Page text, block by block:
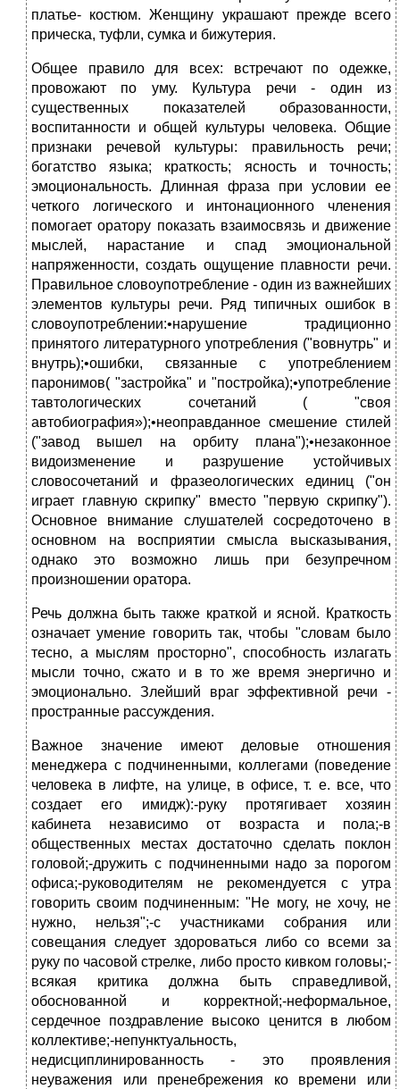
платье- костюм. Женщину украшают прежде всего
прическа, туфли, сумка и бижутерия.
Общее правило для всех: встречают по одежке,
провожают по уму. Культура речи - один из
существенных показателей образованности,
воспитанности и общей культуры человека. Общие
признаки речевой культуры: правильность речи;
богатство языка; краткость; ясность и точность;
эмоциональность. Длинная фраза при условии ее
четкого логического и интонационного членения
помогает оратору показать взаимосвязь и движение
мыслей, нарастание и спад эмоциональной
напряженности, создать ощущение плавности речи.
Правильное словоупотребление - один из важнейших
элементов культуры речи. Ряд типичных ошибок в
словоупотреблении:•нарушение традиционно
принятого литературного употребления ("вовнутрь" и
внутрь);•ошибки, связанные с употреблением
паронимов( "застройка" и "постройка);•употребление
тавтологических сочетаний ( "своя
автобиография»);•неоправданное смешение стилей
("завод вышел на орбиту плана");•незаконное
видоизменение и разрушение устойчивых
словосочетаний и фразеологических единиц ("он
играет главную скрипку" вместо "первую скрипку").
Основное внимание слушателей сосредоточено в
основном на восприятии смысла высказывания,
однако это возможно лишь при безупречном
произношении оратора.
Речь должна быть также краткой и ясной. Краткость
означает умение говорить так, чтобы "словам было
тесно, а мыслям просторно", способность излагать
мысли точно, сжато и в то же время энергично и
эмоционально. Злейший враг эффективной речи -
пространные рассуждения.
Важное значение имеют деловые отношения
менеджера с подчиненными, коллегами (поведение
человека в лифте, на улице, в офисе, т. е. все, что
создает его имидж):-руку протягивает хозяин
кабинета независимо от возраста и пола;-в
общественных местах достаточно сделать поклон
головой;-дружить с подчиненными надо за порогом
офиса;-руководителям не рекомендуется с утра
говорить своим подчиненным: "Не могу, не хочу, не
нужно, нельзя";-с участниками собрания или
совещания следует здороваться либо со всеми за
руку по часовой стрелке, либо просто кивком головы;-
всякая критика должна быть справедливой,
обоснованной и корректной;-неформальное,
сердечное поздравление высоко ценится в любом
коллективе;-непунктуальность,
недисциплинированность - это проявления
неуважения или пренебрежения ко времени или